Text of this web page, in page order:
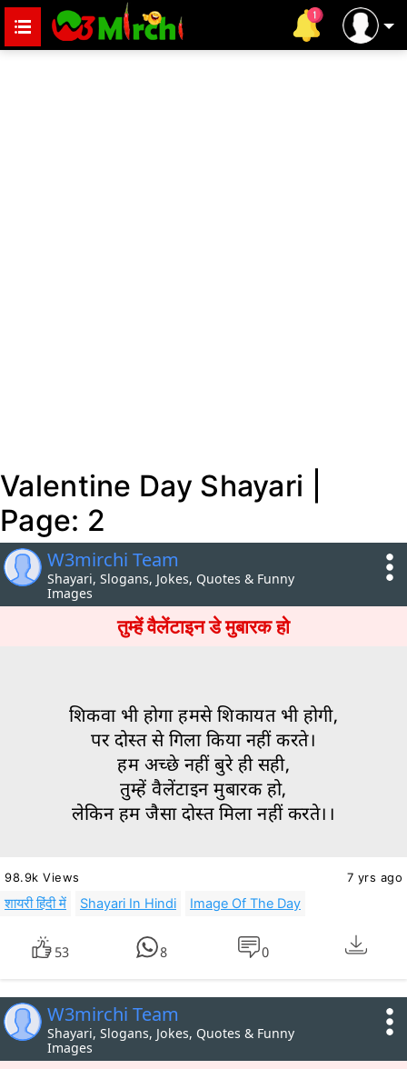
Valentine Day Shayari |
Page: 2
W3mirchi Team
Shayari, Slogans, Jokes, Quotes & Funny
Images
तुम्हें वैलेंटाइन डे मुबारक हो
शिकवा भी होगा हमसे शिकायत भी होगी,
पर दोस्त से गिला किया नहीं करते।
हम अच्छे नहीं बुरे ही सही,
तुम्हें वैलेंटाइन मुबारक हो,
लेकिन हम जैसा दोस्त मिला नहीं करते।।
98.9k Views 7 yrs ago
शायरी हिंदी में Shayari In Hindi Image Of The Day
53 8 0
W3mirchi Team
Shayari, Slogans, Jokes, Quotes & Funny
Images